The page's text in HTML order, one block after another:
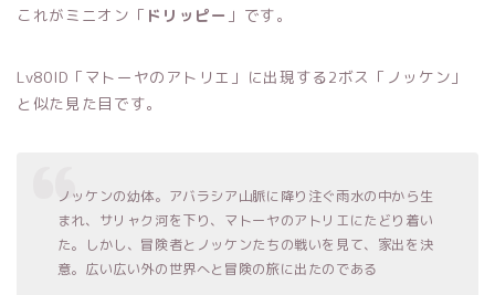
これがミニオン「 ドリッピー 」です。
Lv80ID「マトーヤのアトリエ」に出現する2ボス「ノッケン」
と似た見た目です。
ノッケンの幼体。アバラシア山脈に降り注ぐ雨水の中から生
まれ、サリャク河を下り、マトーヤのアトリエにたどり着い
た。しかし、冒険者とノッケンたちの戦いを見て、家出を決
意。広い広い外の世界へと冒険の旅に出たのである